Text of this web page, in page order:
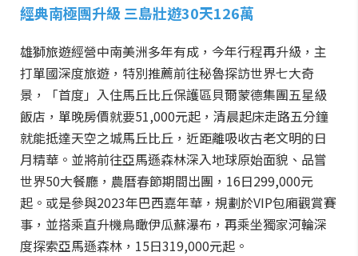
經典南極團升級 三島壯遊30天126萬
雄獅旅遊經營中南美洲多年有成，今年行程再升級，主
打單國深度旅遊，特別推薦前往秘魯探訪世界七大奇
景，「首度」入住馬丘比丘保護區貝爾蒙德集團五星級
飯店，單晚房價就要51,000元起，清晨起床走路五分鐘
就能抵達天空之城馬丘比丘，近距離吸收古老文明的日
月精華。並將前往亞馬遜森林深入地球原始面貌、品嘗
世界50大餐廳，農曆春節期間出團，16日299,000元
起。或是參與2023年巴西嘉年華，規劃於VIP包廂觀賞賽
事，並搭乘直升機鳥瞰伊瓜蘇瀑布，再乘坐獨家河輪深
度探索亞馬遜森林，15日319,000元起。